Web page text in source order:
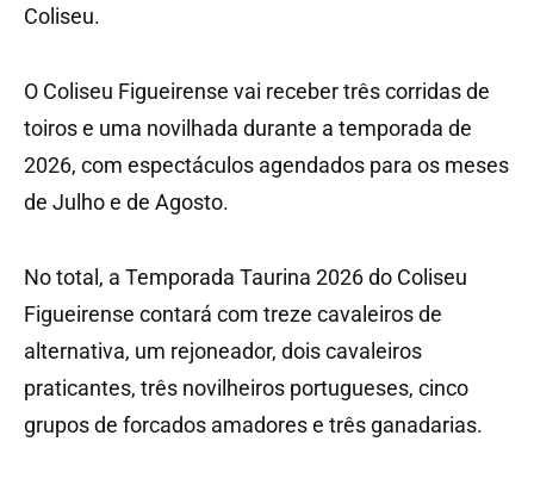
Coliseu.
O Coliseu Figueirense vai receber três corridas de
toiros e uma novilhada durante a temporada de
2026, com espectáculos agendados para os meses
de Julho e de Agosto.
No total, a Temporada Taurina 2026 do Coliseu
Figueirense contará com treze cavaleiros de
alternativa, um rejoneador, dois cavaleiros
praticantes, três novilheiros portugueses, cinco
grupos de forcados amadores e três ganadarias.